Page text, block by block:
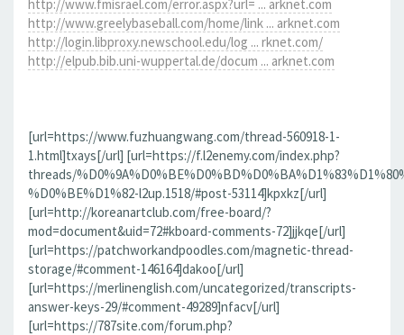
http://www.fmisrael.com/error.aspx?url= ... arknet.com
http://www.greelybaseball.com/home/link ... arknet.com
http://login.libproxy.newschool.edu/log ... rknet.com/
http://elpub.bib.uni-wuppertal.de/docum ... arknet.com
[url=https://www.fuzhuangwang.com/thread-560918-1-
1.html]txays[/url] [url=https://f.l2enemy.com/index.php?
threads/
%D0%BE%D1%82-l2up.1518/#post-53114]kpxkz[/url]
[url=http://koreanartclub.com/free-board/?
mod=document&uid=72#kboard-comments-72]jjkqe[/url]
[url=https://patchworkandpoodles.com/magnetic-thread-
storage/#comment-146164]dakoo[/url]
[url=https://merlinenglish.com/uncategorized/transcripts-
answer-keys-29/#comment-49289]nfacv[/url]
[url=https://787site.com/forum.php?